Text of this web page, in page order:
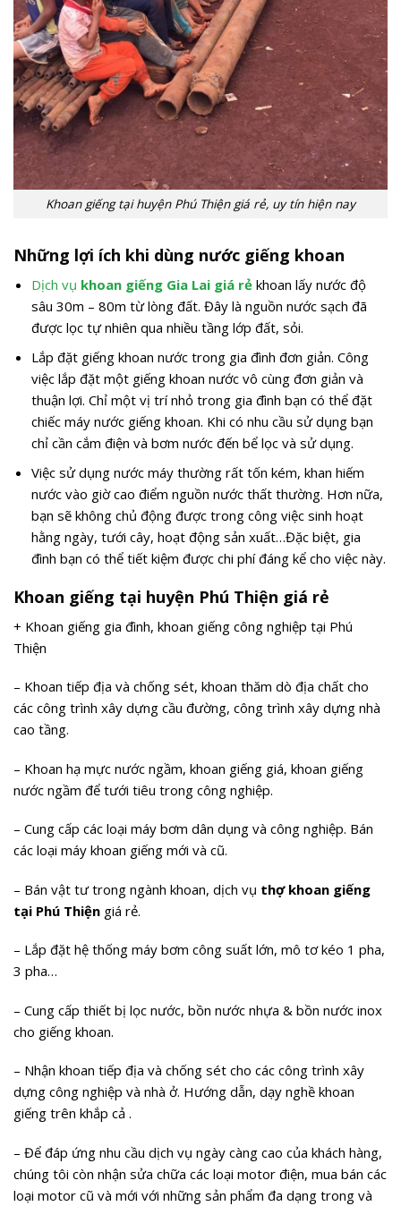
Khoan giếng tại huyện Phú Thiện giá rẻ, uy tín hiện nay
Những lợi ích khi dùng nước giếng khoan
Dịch vụ khoan giếng Gia Lai giá rẻkhoan lấy nước độ
sâu 30m – 80m từ lòng đất. Đây là nguồn nước sạch đã
được lọc tự nhiên qua nhiều tầng lớp đất, sỏi.
Lắp đặt giếng khoan nước trong gia đình đơn giản. Công
việc lắp đặt một giếng khoan nước vô cùng đơn giản và
thuận lợi. Chỉ một vị trí nhỏ trong gia đình bạn có thể đặt
chiếc máy nước giếng khoan. Khi có nhu cầu sử dụng bạn
chỉ cần cắm điện và bơm nước đến bể lọc và sử dụng.
Việc sử dụng nước máy thường rất tốn kém, khan hiếm
nước vào giờ cao điểm nguồn nước thất thường. Hơn nữa,
bạn sẽ không chủ động được trong công việc sinh hoạt
hằng ngày, tưới cây, hoạt động sản xuất…Đặc biệt, gia
đình bạn có thể tiết kiệm được chi phí đáng kể cho việc này.
Khoan giếng tại huyện Phú Thiện giá rẻ
+ Khoan giếng gia đình, khoan giếng công nghiệp tại Phú
Thiện
– Khoan tiếp địa và chống sét, khoan thăm dò địa chất cho
các công trình xây dựng cầu đường, công trình xây dựng nhà
cao tầng.
– Khoan hạ mực nước ngầm, khoan giếng giá, khoan giếng
nước ngầm để tưới tiêu trong công nghiệp.
– Cung cấp các loại máy bơm dân dụng và công nghiệp. Bán
các loại máy khoan giếng mới và cũ.
– Bán vật tư trong ngành khoan, dịch vụ thợ khoan giếng
tại Phú Thiện giá rẻ.
– Lắp đặt hệ thống máy bơm công suất lớn, mô tơ kéo 1 pha,
3 pha…
– Cung cấp thiết bị lọc nước, bồn nước nhựa & bồn nước inox
cho giếng khoan.
– Nhận khoan tiếp địa và chống sét cho các công trình xây
dựng công nghiệp và nhà ở. Hướng dẫn, dạy nghề khoan
giếng trên khắp cả .
– Để đáp ứng nhu cầu dịch vụ ngày càng cao của khách hàng,
chúng tôi còn nhận sửa chữa các loại motor điện, mua bán các
loại motor cũ và mới với những sản phẩm đa dạng trong và